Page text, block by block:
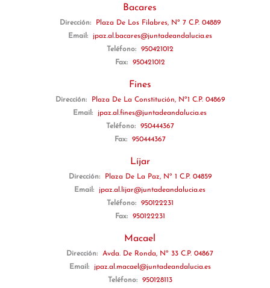
Bacares
Dirección:
Plaza De Los Filabres, Nº 7 C.P. 04889
Email:
jpaz.al.bacares@juntadeandalucia.es
Teléfono:
950421012
Fax:
950421012
Fines
Dirección:
Plaza De La Constitución, Nº1 C.P. 04869
Email:
jpaz.al.fines@juntadeandalucia.es
Teléfono:
950444367
Fax:
950444367
Líjar
Dirección:
Plaza De La Paz, Nº 1 C.P. 04859
Email:
jpaz.al.lijar@juntadeandalucia.es
Teléfono:
950122231
Fax:
950122231
Macael
Dirección:
Avda. De Ronda, Nº 33 C.P. 04867
Email:
jpaz.al.macael@juntadeandalucia.es
Teléfono:
950128113